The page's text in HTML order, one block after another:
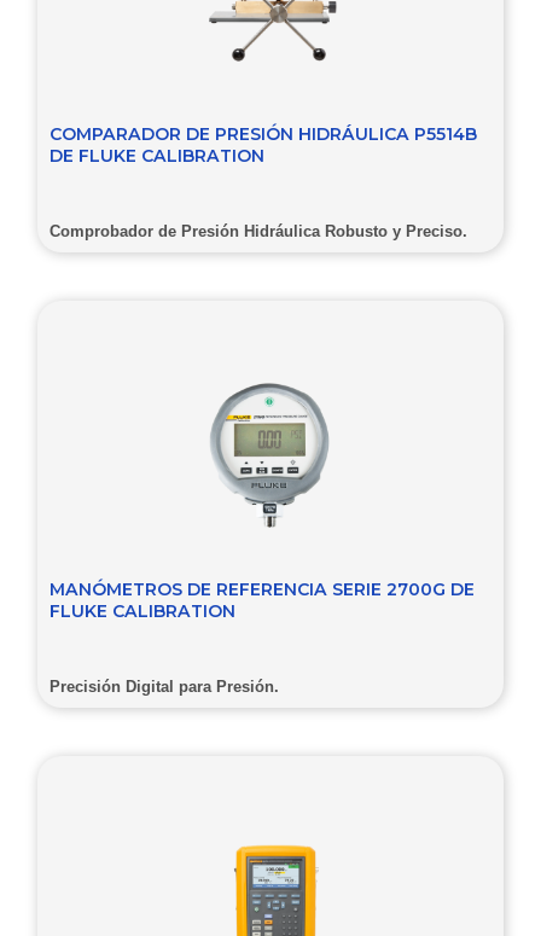
COMPARADOR DE PRESIÓN HIDRÁULICA P5514B
DE FLUKE CALIBRATION
Comprobador de Presión Hidráulica Robusto y Preciso.
MANÓMETROS DE REFERENCIA SERIE 2700G DE
FLUKE CALIBRATION
Precisión Digital para Presión.